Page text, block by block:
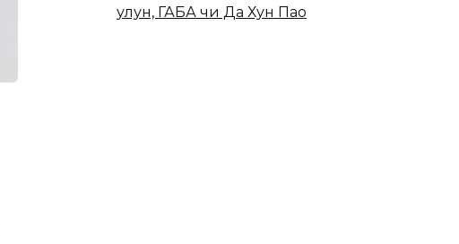
улун, ГАБА чи Да Хун Пао